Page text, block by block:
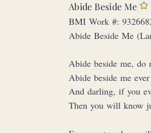
Abide Beside Me
BMI Work #:
Abide Beside Me
Abide beside me, do
Abide beside me ever
And darling, if you
Then you will know